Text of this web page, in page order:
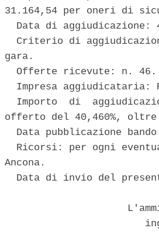
31.164,54 per oneri di
Data di aggiudicazione:
Criterio di
gara.
  Offerte ricevute: n. 46.
Impresa aggiudicataria:
Importo  di
offerto del 40,460%,
Data pubblicazione
Ricorsi: per ogni
Ancona.
Data di invio del